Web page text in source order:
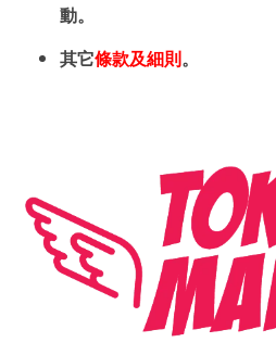
動。
其它條款及細則 。